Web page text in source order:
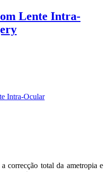
Lente Intra-
Intra-Ocular
correcção total da ametropia e